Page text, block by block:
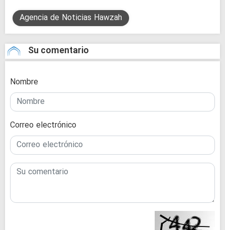
Agencia de Noticias Hawzah
Su comentario
Nombre
Correo electrónico